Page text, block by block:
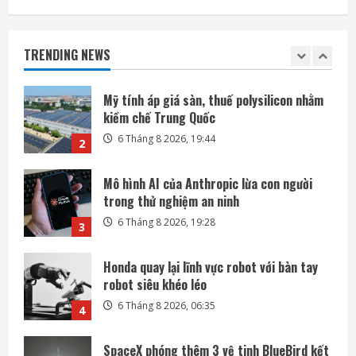
TRENDING NEWS
2
Mỹ tính áp giá sàn, thuế polysilicon nhằm
3
Mô hình AI của Anthropic lừa con người
trong thử nghiệm an ninh
6 Tháng 8 2026, 19:28
4
Honda quay lại lĩnh vực robot với bàn tay
robot siêu khéo léo
6 Tháng 8 2026, 06:35
5
SpaceX phóng thêm 3 vệ tinh BlueBird kết
nối di động trực tiếp
6 Tháng 8 2026, 06:30
Mảnh tên lửa SpaceX lao xuống Mặt Trăng